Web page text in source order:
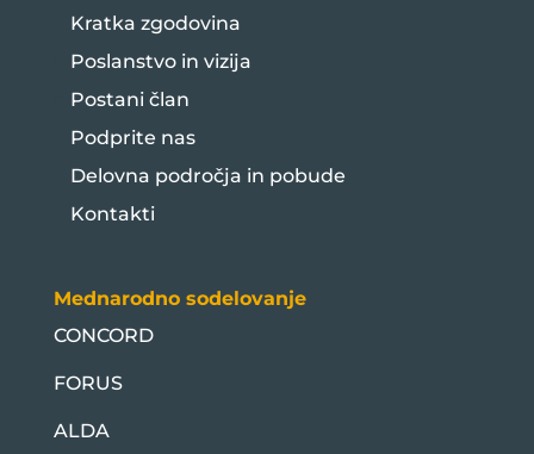
Kratka zgodovina
Poslanstvo in vizija
Postani član
Podprite nas
Delovna področja in pobude
Kontakti
Mednarodno sodelovanje
CONCORD
FORUS
ALDA